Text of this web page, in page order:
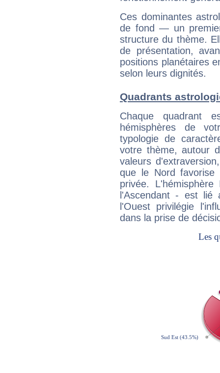
Ces dominantes
de fond — un
structure du thème.
de présentation,
positions planétaires
selon leurs dignités.
Quadrants
Chaque quadrant
hémisphères de
typologie de
votre thème, autour
valeurs
que le Nord favorise
privée.
l'Ascendant - est
l'Ouest privilégie
dans la prise de